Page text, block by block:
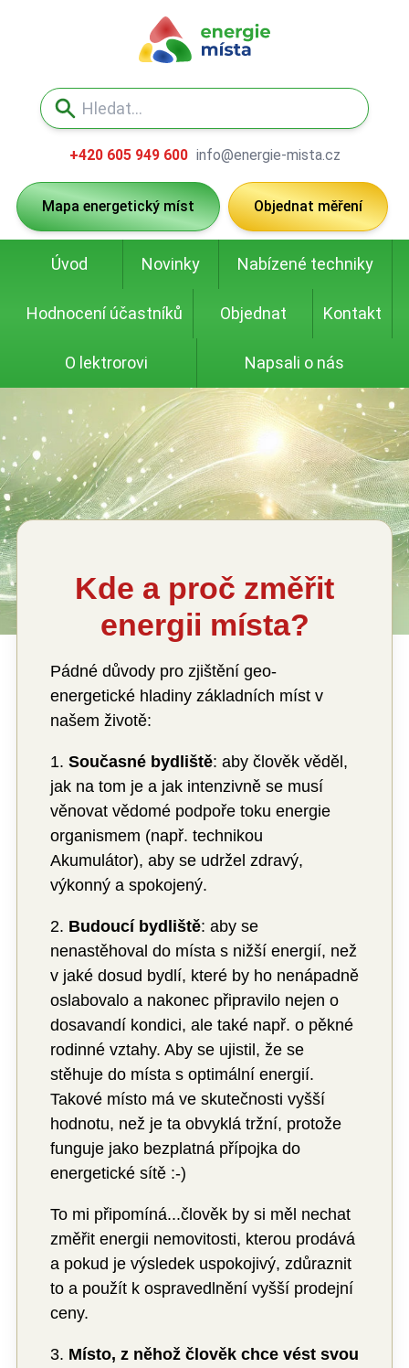
+420 605 949 600 info@energie-mista.cz
Mapa energetický míst Objednat měření
Úvod Novinky Nabízené techniky
Hodnocení účastníků Objednat Kontakt
O lektrorovi Napsali o nás
Kde a proč změřit
energii místa?
Pádné důvody pro zjištění geo-
energetické hladiny základních míst v
našem životě:
1. Současné bydliště: aby člověk věděl,
jak na tom je a jak intenzivně se musí
věnovat vědomé podpoře toku energie
organismem (např. technikou
Akumulátor), aby se udržel zdravý,
výkonný a spokojený.
2. Budoucí bydliště: aby se
nenastěhoval do místa s nižší energií, než
v jaké dosud bydlí, které by ho nenápadně
oslabovalo a nakonec připravilo nejen o
dosavandí kondici, ale také např. o pěkné
rodinné vztahy. Aby se ujistil, že se
stěhuje do místa s optimální energií.
Takové místo má ve skutečnosti vyšší
hodnotu, než je ta obvyklá tržní, protože
funguje jako bezplatná přípojka do
energetické sítě :-)
To mi připomíná...člověk by si měl nechat
změřit energii nemovitosti, kterou prodává
a pokud je výsledek uspokojivý, zdůraznit
to a použít k ospravedlnění vyšší prodejní
ceny.
3. Místo, z něhož člověk chce vést svou